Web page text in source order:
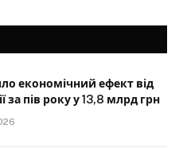
економічний ефект від
за пів року у 13,8 млрд грн